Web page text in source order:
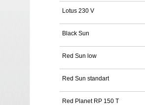
Lotus 230 V
Black Sun
Red Sun low
Red Sun standart
Red Planet RP 150 T